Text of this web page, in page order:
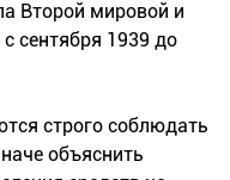
Второй мировой и
сентября 1939 до
строго соблюдать
объяснить